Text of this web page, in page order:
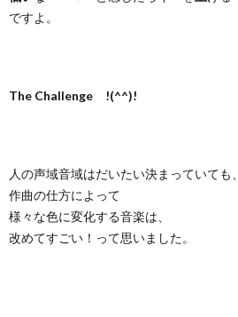
ですよ。
The Challenge !(^^)!
人の声域音域はだいたい決まっていても、
作曲の仕方によって
様々な色に変化する音楽は、
改めてすごい！って思いました。